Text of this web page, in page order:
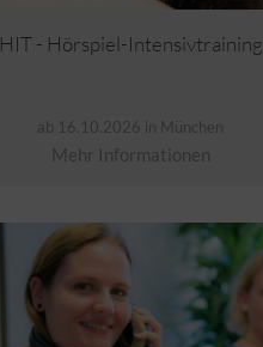
HIT - Hörspiel-Intensivtraining
ab 16.10.2026 in München
Mehr Informationen